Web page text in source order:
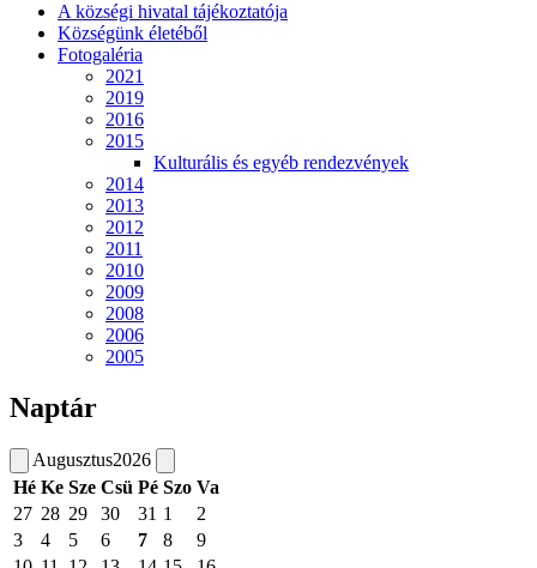
A községi hivatal tájékoztatója
Községünk életéből
Fotogaléria
2021
2019
2016
2015
Kulturális és egyéb rendezvények
2014
2013
2012
2011
2010
2009
2008
2006
2005
Naptár
Augusztus2026
Hé Ke Sze Csü Pé Szo Va
27 28 29 30 31 1
2
3
4 5 6 7 8
9